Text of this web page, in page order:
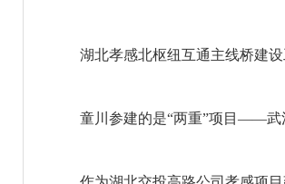
湖北孝感北枢纽互通主线桥建设
童川参建的是“两重”项目——武汉